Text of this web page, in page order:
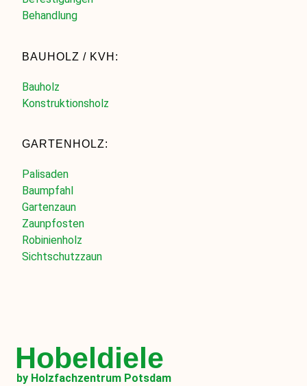
Behandlung
BAUHOLZ / KVH:
Bauholz
Konstruktionsholz
GARTENHOLZ:
Palisaden
Baumpfahl
Gartenzaun
Zaunpfosten
Robinienholz
Sichtschutzzaun
Hobeldiele
by Holzfachzentrum Potsdam